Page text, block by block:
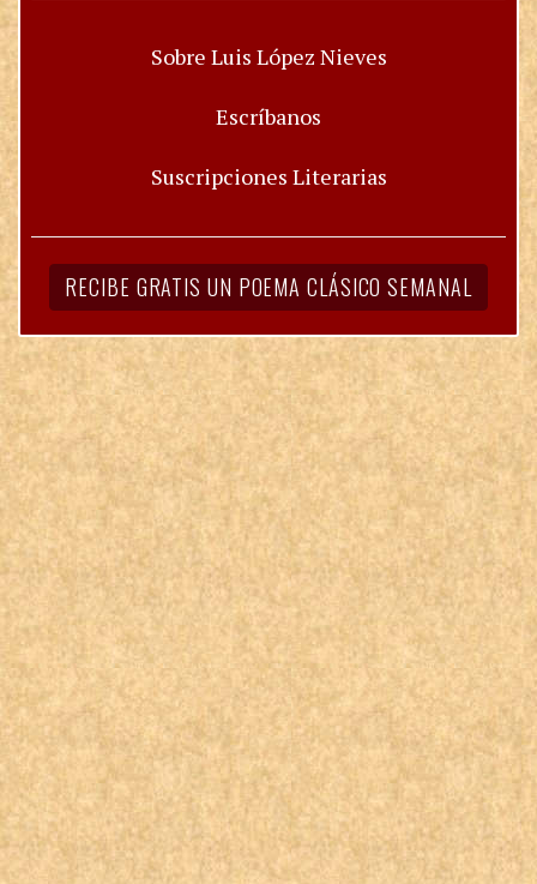
Sobre Luis López Nieves
Escríbanos
Suscripciones Literarias
RECIBE GRATIS UN POEMA CLÁSICO SEMANAL